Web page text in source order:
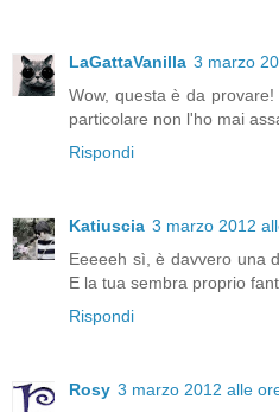
LaGattaVanilla 3 marzo
Wow, questa è da
particolare non l'ho mai
Rispondi
Katiuscia 3 marzo 2012
Eeeeeh sì, è davvero una
E la tua sembra proprio
Rispondi
Rosy 3 marzo 2012 alle